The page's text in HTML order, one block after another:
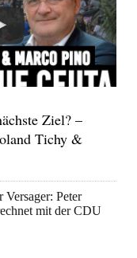
Ziel? –
Tichy &
Versager: Peter
mit der CDU